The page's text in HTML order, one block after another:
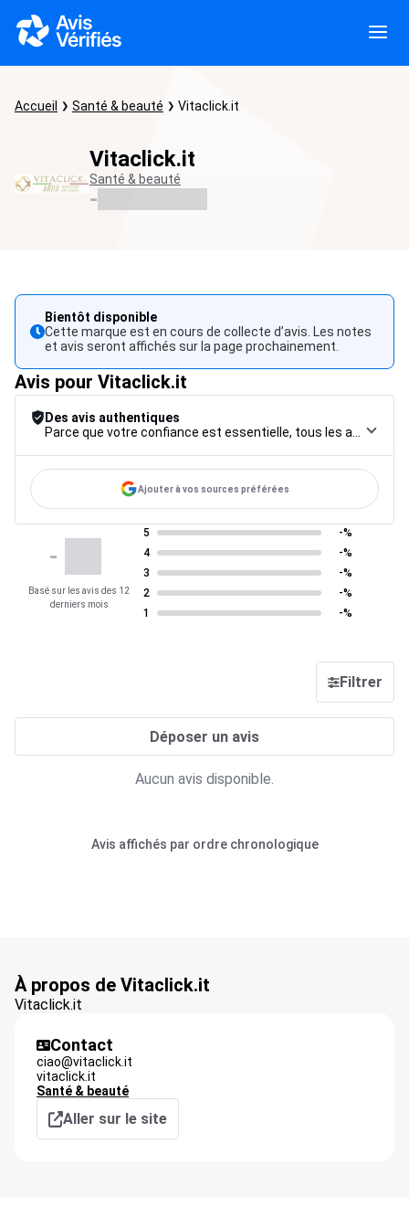
Accueil Santé & beauté Vitaclick.it
Vitaclick.it
Santé & beauté
-
Bientôt disponible
Cette marque est en cours de collecte d’avis. Les notes
et avis seront affichés sur la page prochainement.
Avis pour Vitaclick.it
Des avis authentiques
Ajouter à vos sources préférées
-
Basé sur les avis des 12
derniers mois
5
-%
4
-%
3
-%
2
-%
1
-%
Filtrer
Déposer un avis
Aucun avis disponible.
Avis affichés par ordre chronologique
À propos de Vitaclick.it
Vitaclick.it
Contact
ciao@vitaclick.it
vitaclick.it
Santé & beauté
Aller sur le site